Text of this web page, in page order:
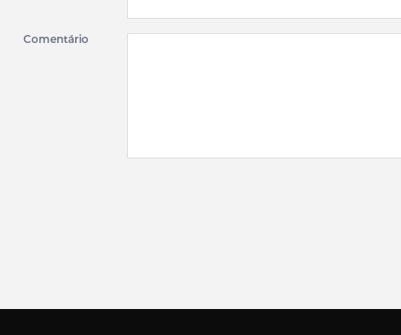
Comentário